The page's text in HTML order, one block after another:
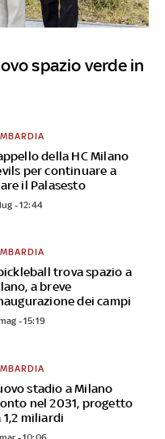
spazio verde in
della HC Milano
per continuare a
il Palasesto
- 12:44
trova spazio a
a breve
dei campi
- 15:19
stadio a Milano
nel 2031, progetto
1,2 miliardi